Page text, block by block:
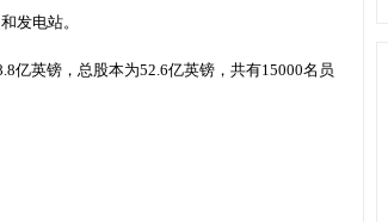
发电站。
亿英镑，总股本为52.6亿英镑，共有15000名员